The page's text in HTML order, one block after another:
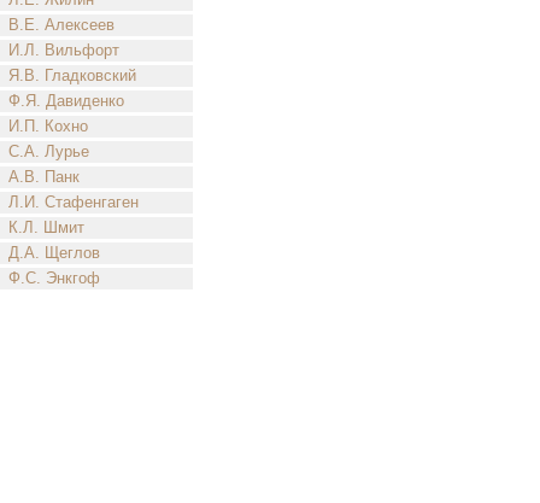
В.Е. Алексеев
И.Л. Вильфорт
Я.В. Гладковский
Ф.Я. Давиденко
И.П. Кохно
С.А. Лурье
А.В. Панк
Л.И. Стафенгаген
К.Л. Шмит
Д.А. Щеглов
Ф.С. Энкгоф